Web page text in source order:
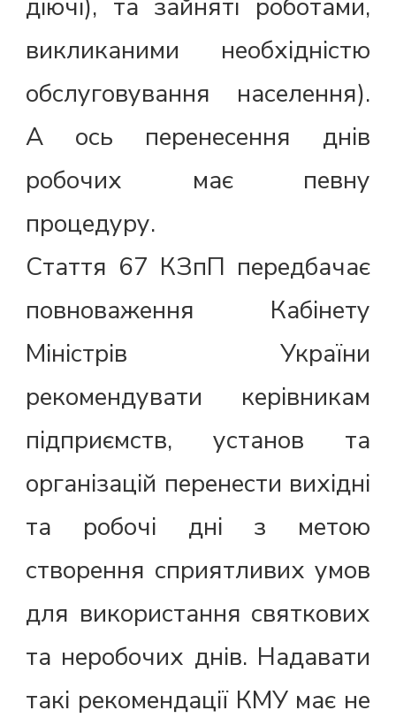
діючі), та зайняті роботами,
викликаними необхідністю
обслуговування населення).
А ось перенесення днів
робочих має певну
процедуру.
Стаття 67 КЗпП передбачає
повноваження Кабінету
Міністрів України
рекомендувати керівникам
підприємств, установ та
організацій перенести вихідні
та робочі дні з метою
створення сприятливих умов
для використання святкових
та неробочих днів. Надавати
такі рекомендації КМУ має не